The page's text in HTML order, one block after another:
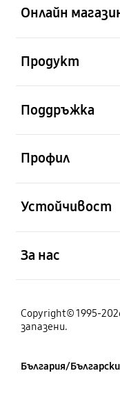
Онлайн
Продукт
Поддръжка
Профил
Устойчивост
За нас
Copyright© 1995-
запазени.
България/Български